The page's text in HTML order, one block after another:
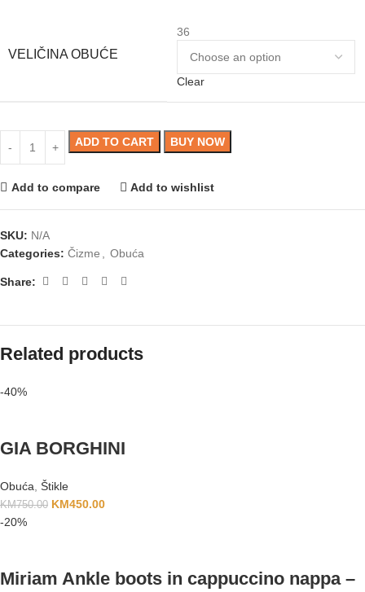
VELIČINA OBUĆE
36
Clear
ADD TO CART BUY NOW
Add to compare Add to wishlist
SKU: N/A
Categories: Čizme Obuća
Share:
Related products
-40%
GIA BORGHINI
Obuća Štikle
KM750.00 KM450.00
-20%
Miriam Ankle boots in cappuccino nappa –